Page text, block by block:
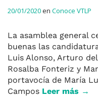
20/01/2020en Conoce VTLP
La asamblea general
buenas las
Luis Alonso, Arturo
Rosalba Fonteriz y
portavocía de María
Campos Leer más →